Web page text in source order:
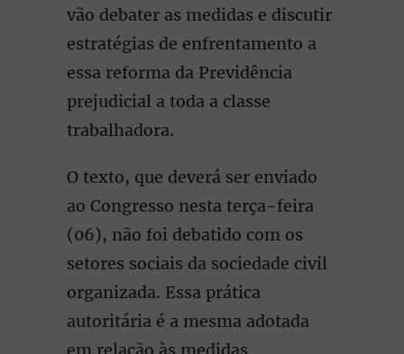
vão debater as medidas e discutir
estratégias de enfrentamento a
essa reforma da Previdência
prejudicial a toda a classe
trabalhadora.
O texto, que deverá ser enviado
ao Congresso nesta terça-feira
(06), não foi debatido com os
setores sociais da sociedade civil
organizada. Essa prática
autoritária é a mesma adotada